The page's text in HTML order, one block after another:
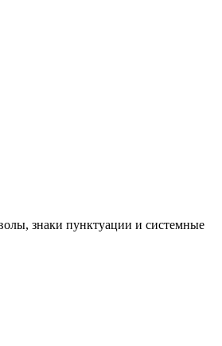
знаки пунктуации и системные